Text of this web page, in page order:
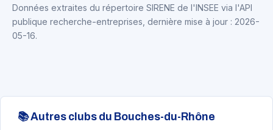
Données extraites du répertoire SIRENE de l'INSEE via l'API
publique recherche-entreprises, dernière mise à jour : 2026-
05-16.
📚 Autres clubs du Bouches-du-Rhône